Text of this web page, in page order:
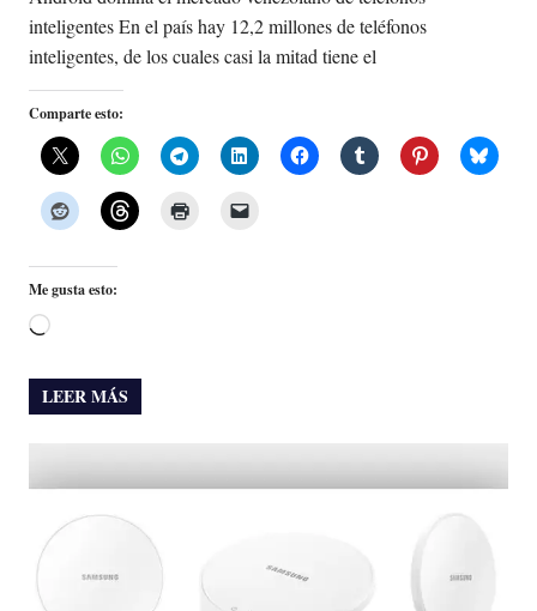
inteligentes En el país hay 12,2 millones de teléfonos
inteligentes, de los cuales casi la mitad tiene el
Comparte esto:
Me gusta esto:
Cargando...
LEER MÁS